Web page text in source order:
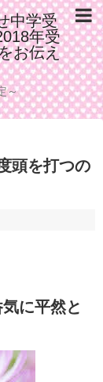
中学受
年受
お伝え
～
頭を打つの
に平然と